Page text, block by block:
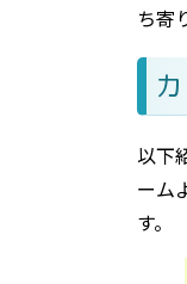
ち寄
以下
ーム
す。